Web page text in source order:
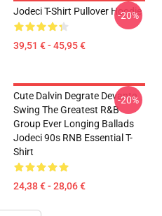
Jodeci T-Shirt Pullover Hoodie
39,51 € - 45,95 €
-20%
Cute Dalvin Degrate Devante
Swing The Greatest R&B
Group Ever Longing Ballads
Jodeci 90s RNB Essential T-
Shirt
24,38 € - 28,06 €
-20%